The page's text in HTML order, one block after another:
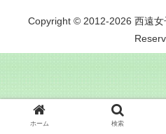
Copyright © 2012-2026 西遠
ホーム 検索